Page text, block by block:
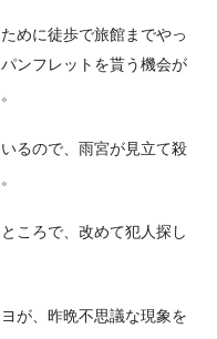
めに徒歩で旅館までやっ
ンフレットを貰う機会が
るので、雨宮が見立て殺
ころで、改めて犯人探し
が、昨晩不思議な現象を